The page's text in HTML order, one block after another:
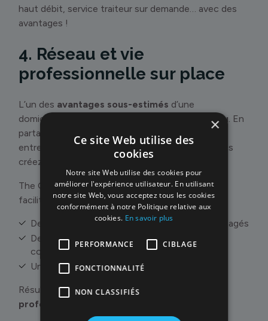
haut débit, service traiteur sur demande… avec des
avantages !
4. Réseau et vie
professionnelle sur place
L’un des avantages sous-estimés d’une
domiciliation dans un centre d’affaires : le
réseau. En
partageant votre adresse avec d’autres
entrepreneurs, freelances, startups ou PME, vous
créez naturellement des opportunités.
The Gate hébergeplus de 130 entreprises, et
facilite les rencontres via :
Des espaces de coworking et de détente partagés
Des événements réguliers (ateliers, déjeuners,
conférences…)
Une ambiance humaine et collaborative
Résultat : plus de 1000 connexions
professionnelles
×
Ce site Web utilise des
cookies
Notre site Web utilise des cookies pour
améliorer l'expérience utilisateur. En utilisant
notre site Web, vous acceptez tous les cookies
conformément à notre Politique relative aux
cookies. En savoir plus
PERFORMANCE CIBLAGE
FONCTIONNALITÉ
NON CLASSIFIÉS